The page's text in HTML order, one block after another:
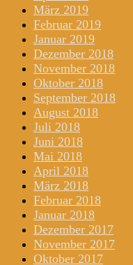
März 2019
Februar 2019
Januar 2019
Dezember 2018
November 2018
Oktober 2018
September 2018
August 2018
Juli 2018
Juni 2018
Mai 2018
April 2018
März 2018
Februar 2018
Januar 2018
Dezember 2017
November 2017
Oktober 2017